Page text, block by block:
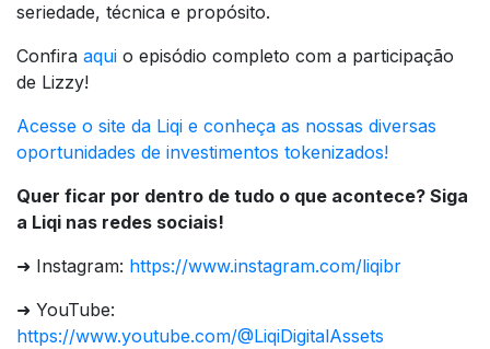
seriedade, técnica e propósito.
Confira aqui o episódio completo com a participação
de Lizzy!
Acesse o site da Liqi e conheça as nossas diversas
oportunidades de investimentos tokenizados!
Quer ficar por dentro de tudo o que acontece? Siga
a Liqi nas redes sociais!
➜ Instagram: https://www.instagram.com/liqibr
➜ YouTube:
https://www.youtube.com/@LiqiDigitalAssets